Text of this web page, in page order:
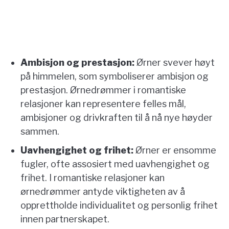
Ambisjon og prestasjon:Ørner svever høyt
på himmelen, som symboliserer ambisjon og
prestasjon. Ørnedrømmer i romantiske
relasjoner kan representere felles mål,
ambisjoner og drivkraften til å nå nye høyder
sammen.
Uavhengighet og frihet:Ørner er ensomme
fugler, ofte assosiert med uavhengighet og
frihet. I romantiske relasjoner kan
ørnedrømmer antyde viktigheten av å
opprettholde individualitet og personlig frihet
innen partnerskapet.